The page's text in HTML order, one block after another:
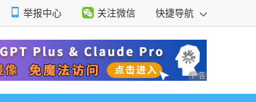
举报中心 关注微信 快捷导航
广告 商业广告，理